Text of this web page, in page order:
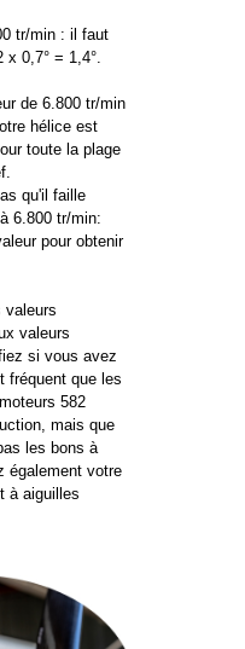
tr/min : il faut
x 0,7° = 1,4°.
de 6.800 tr/min
hélice est
toute la plage
qu'il faille
6.800 tr/min:
pour obtenir
valeurs
valeurs
si vous avez
fréquent que les
582
mais que
les bons à
également votre
à aiguilles